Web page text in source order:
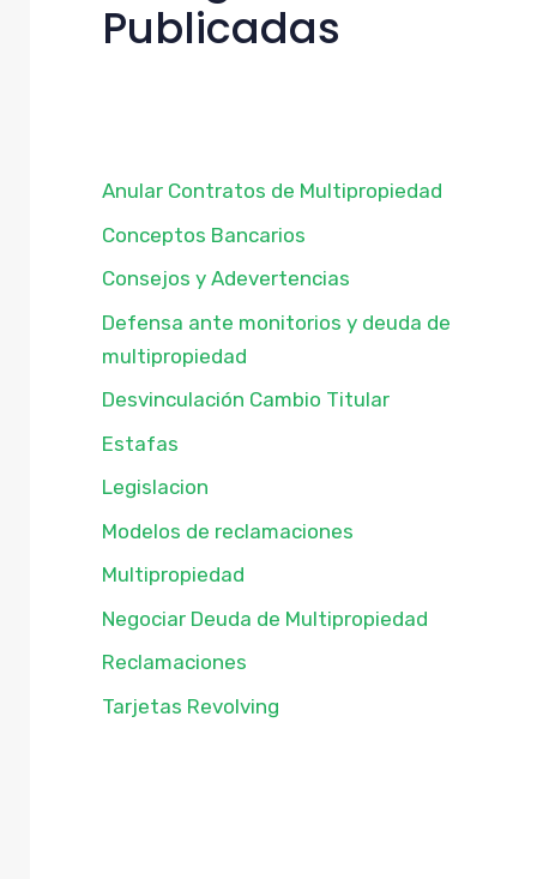
Publicadas
Anular Contratos de Multipropiedad
Conceptos Bancarios
Consejos y Adevertencias
Defensa ante monitorios y deuda de
multipropiedad
Desvinculación Cambio Titular
Estafas
Legislacion
Modelos de reclamaciones
Multipropiedad
Negociar Deuda de Multipropiedad
Reclamaciones
Tarjetas Revolving